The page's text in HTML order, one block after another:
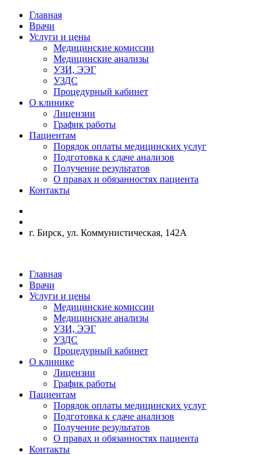
Главная
Врачи
Услуги и цены
Медицинские комиссии
Медицинские анализы
УЗИ, ЭЭГ
УЗДС
Процедурный кабинет
О клинике
Лицензии
График работы
Пациентам
Порядок оплаты медицинских услуг
Подготовка к сдаче анализов
Получение результатов
О правах и обязанностях пациента
Контакты
г. Бирск, ул. Коммунистическая, 142А
Главная
Врачи
Услуги и цены
Медицинские комиссии
Медицинские анализы
УЗИ, ЭЭГ
УЗДС
Процедурный кабинет
О клинике
Лицензии
График работы
Пациентам
Порядок оплаты медицинских услуг
Подготовка к сдаче анализов
Получение результатов
О правах и обязанностях пациента
Контакты